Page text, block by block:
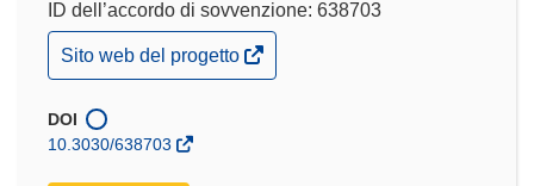
ID dell’accordo di sovvenzione: 638703
(si
apre
una
nuova
Sito web del progetto
DOI
10.3030/638703